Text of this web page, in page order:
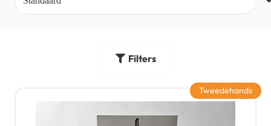
Filters
Tweedehands